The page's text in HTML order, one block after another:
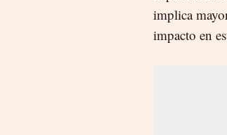
implica
impacto en